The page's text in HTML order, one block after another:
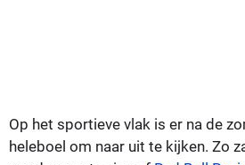
Op het sportieve vlak is er na de
heleboel om naar uit te kijken. Zo